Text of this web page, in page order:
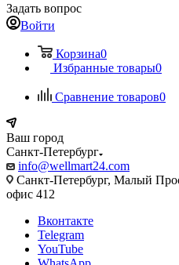
Задать вопрос
Войти
Корзина0
Избранные товары0
Сравнение товаров0
Ваш город
Санкт-Петербург
info@wellmart24.com
Санкт-Петербург, Малый
офис 412
Вконтакте
Telegram
YouTube